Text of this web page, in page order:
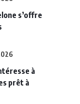
s’offre
à
prêt à